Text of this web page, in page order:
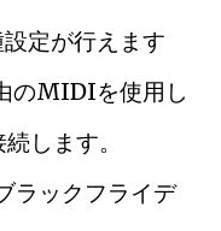
定が行えます
のMIDIを使用し
します。
ラックフライデ